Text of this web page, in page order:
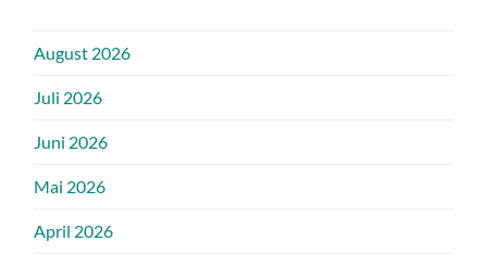
August 2026
Juli 2026
Juni 2026
Mai 2026
April 2026